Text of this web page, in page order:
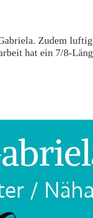
Zudem
hat ein 7/8-